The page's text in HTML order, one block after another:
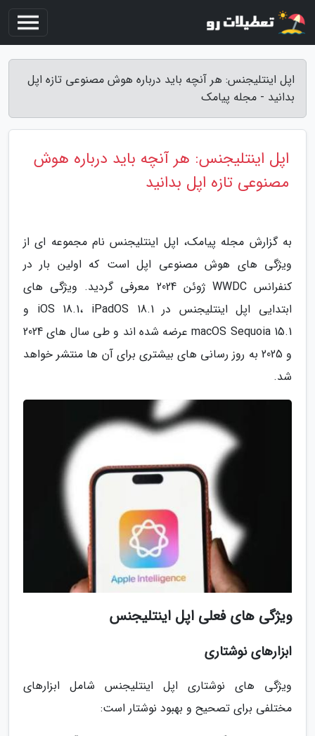
اپل اینتلیجنس: هر آنچه باید درباره هوش مصنوعی تازه اپل
بدانید - مجله پیامک
اپل اینتلیجنس: هر آنچه باید درباره هوش
مصنوعی تازه اپل بدانید
به گزارش مجله پیامک، اپل اینتلیجنس نام مجموعه ای از
ویژگی های هوش مصنوعی اپل است که اولین بار در
کنفرانس WWDC ژوئن 2024 معرفی گردید. ویژگی های
ابتدایی اپل اینتلیجنس در iOS 18.1، iPadOS 18.1 و
macOS Sequoia 15.1 عرضه شده اند و طی سال های 2024
و 2025 به روز رسانی های بیشتری برای آن ها منتشر خواهد
شد.
ویژگی های فعلی اپل اینتلیجنس
ابزارهای نوشتاری
ویژگی های نوشتاری اپل اینتلیجنس شامل ابزارهای
مختلفی برای تصحیح و بهبود نوشتار است: